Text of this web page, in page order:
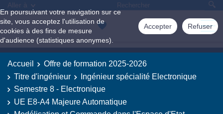
En poursuivant votre navigation sur ce
site, vous acceptez l'utilisation de
cookies à des fins de mesure
d'audience (statistiques anonymes).
Accepter Refuser
Aller à
Accueil
Offre de formation 2025-2026
Titre d'ingénieur
Ingénieur spécialité Electronique
Semestre 8 - Electronique
UE E8-A4 Majeure Automatique